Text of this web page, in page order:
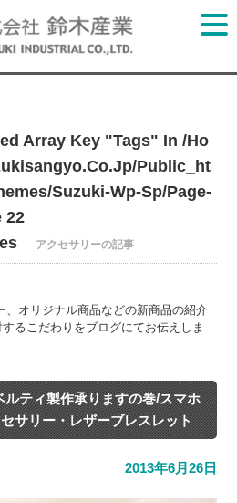
Array Key "tags" In /ho
public_ht
suzuki-Wp-Sp/page-
22
アクセサリーの記事
、オリジナル商品などの新商品の紹介
るこだわりをブログにてお伝えしま
ティ製作承りますの巻/スマホ
サリー・レザーブレスレット
2013年6月26日